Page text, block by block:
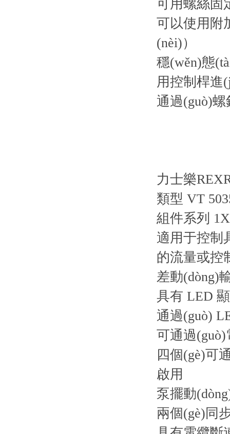
可用螺絲固
可以使用附
(nèi)）
穩(wěn)態
用控制桿進
通過(guò)
力士樂
類型 VT
組件系列 1X
適用于控制
的流量或控
差動(dòng)
具有 LED
通過(guò)
可通過
四個(gè)可
啟用
泵擺動
兩個(gè)同